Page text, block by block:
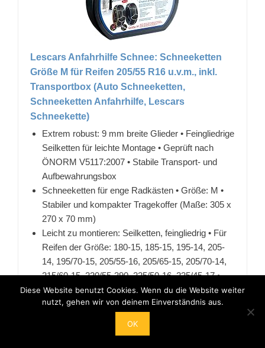
Lescars Anfahrhilfe Schnee: Schneeketten
Größe M für Reifen 205/55 R16 u.v.m., inkl.
Transportbox (Auto Schneeketten,
Schneeketten Anfahrhilfe, Lescars
Schneekette)
Extrem robust: 9 mm breite Glieder • Feingliedrige
Seilketten für leichte Montage • Geprüft nach
ÖNORM V5117:2007 • Stabile Transport- und
Aufbewahrungsbox
Schneeketten für enge Radkästen • Größe: M •
Stabiler und kompakter Tragekoffer (Maße: 305 x
270 x 70 mm)
Leicht zu montieren: Seilketten, feingliedrig • Für
Reifen der Größe: 180-15, 185-15, 195-14, 205-
14, 195/70-15, 205/55-16, 205/65-15, 205/70-14,
215/60-15, 220/55-390, 225/50-16, 235/45-17 •
Gewicht: ca. 3 kg
Extrem robust, 9 mm breite Glieder • Entspricht
Diese Website benutzt Cookies. Wenn du die Website weiter
nutzt, gehen wir von deinem Einverständnis aus.
OK